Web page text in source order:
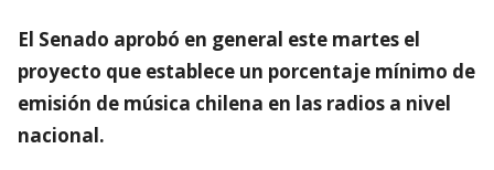
El Senado aprobó en general este martes el
proyecto que establece un porcentaje mínimo de
emisión de música chilena en las radios a nivel
nacional.